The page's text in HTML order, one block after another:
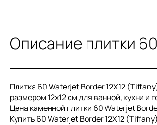
Описание плитки
Плитка 60 Waterjet Border 12X12
размером 12x12 см для ванной, кухни и
Цена каменной плитки 60 Waterjet
Купить 60 Waterjet Border 12X12